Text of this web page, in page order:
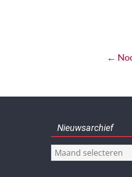
←
Nieuwsarchief
Nieuwsarchief